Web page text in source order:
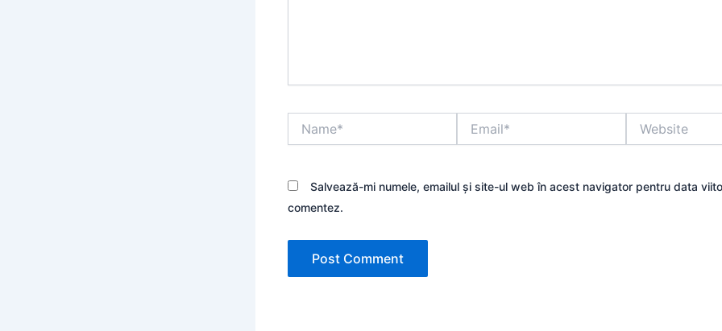
Salvează-mi numele, emailul și site-ul web în acest navigator pentru data
comentez.